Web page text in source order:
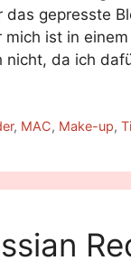
das gepresste
mich ist in
nicht, da ich
, MAC, Make-up,